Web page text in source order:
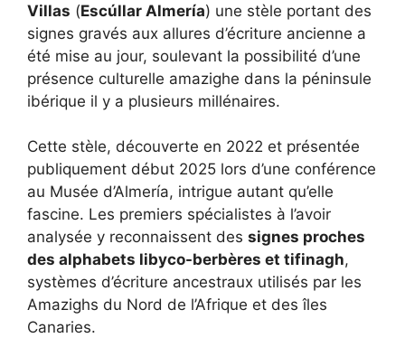
Villas (Escúllar Almería) une stèle portant des
signes gravés aux allures d’écriture ancienne a
été mise au jour, soulevant la possibilité d’une
présence culturelle amazighe dans la péninsule
ibérique il y a plusieurs millénaires.
Cette stèle, découverte en 2022 et présentée
publiquement début 2025 lors d’une conférence
au Musée d’Almería, intrigue autant qu’elle
fascine. Les premiers spécialistes à l’avoir
analysée y reconnaissent des signes proches
des alphabets libyco-berbères et tifinagh,
systèmes d’écriture ancestraux utilisés par les
Amazighs du Nord de l’Afrique et des îles
Canaries.